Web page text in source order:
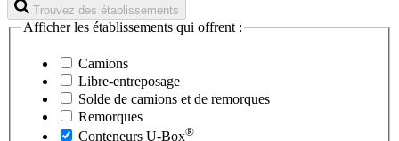
Trouvez des établissements
Afficher les établissements qui offrent :
Camions
Libre-entreposage
Solde de camions et de remorques
Remorques
Conteneurs U-Box®